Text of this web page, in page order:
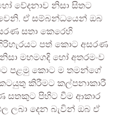
වේදනාව නිසා සිතට
ඒ සම්බන්ධයෙන් ඔබ
සතා කෙරෙහි
පත් කොට අසරණ
මහමගදි හෝ අතරමංව
පළමු කොට ම තමන්ගේ
කිරීමට කල්පනාකාරී
සතකුට පිහිට වීම ආකාර
ලබා දෙන බැවින් ඔබ ඒ